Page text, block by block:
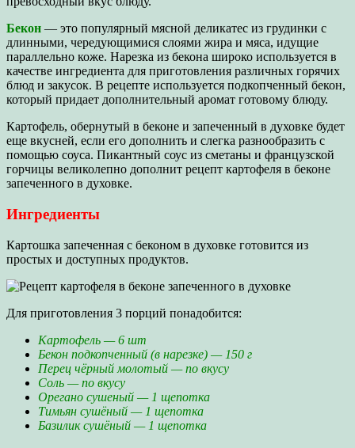
Бекон — это популярный мясной деликатес из грудинки с
длинными, чередующимися слоями жира и мяса, идущие
параллельно коже. Нарезка из бекона широко используется в
качестве ингредиента для приготовления различных горячих
блюд и закусок. В рецепте используется подкопченный бекон,
который придает дополнительный аромат готовому блюду.
Картофель, обернутый в беконе и запеченный в духовке будет
еще вкусней, если его дополнить и слегка разнообразить с
помощью соуса. Пикантный соус из сметаны и французской
горчицы великолепно дополнит рецепт картофеля в беконе
запеченного в духовке.
Ингредиенты
Картошка запеченная с беконом в духовке готовится из
простых и доступных продуктов.
Для приготовления 3 порций понадобится:
Картофель — 6 шт
Бекон подкопченный (в нарезке) — 150 г
Перец чёрный молотый — по вкусу
Соль — по вкусу
Орегано сушеный — 1 щепотка
Тимьян сушёный — 1 щепотка
Базилик сушёный — 1 щепотка